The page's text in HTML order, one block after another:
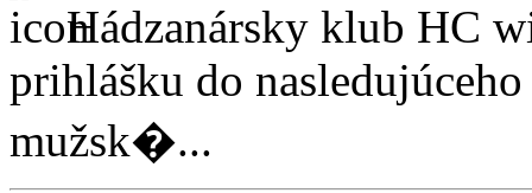
Hádzanársky klub HC
prihlášku do
mužsk�...